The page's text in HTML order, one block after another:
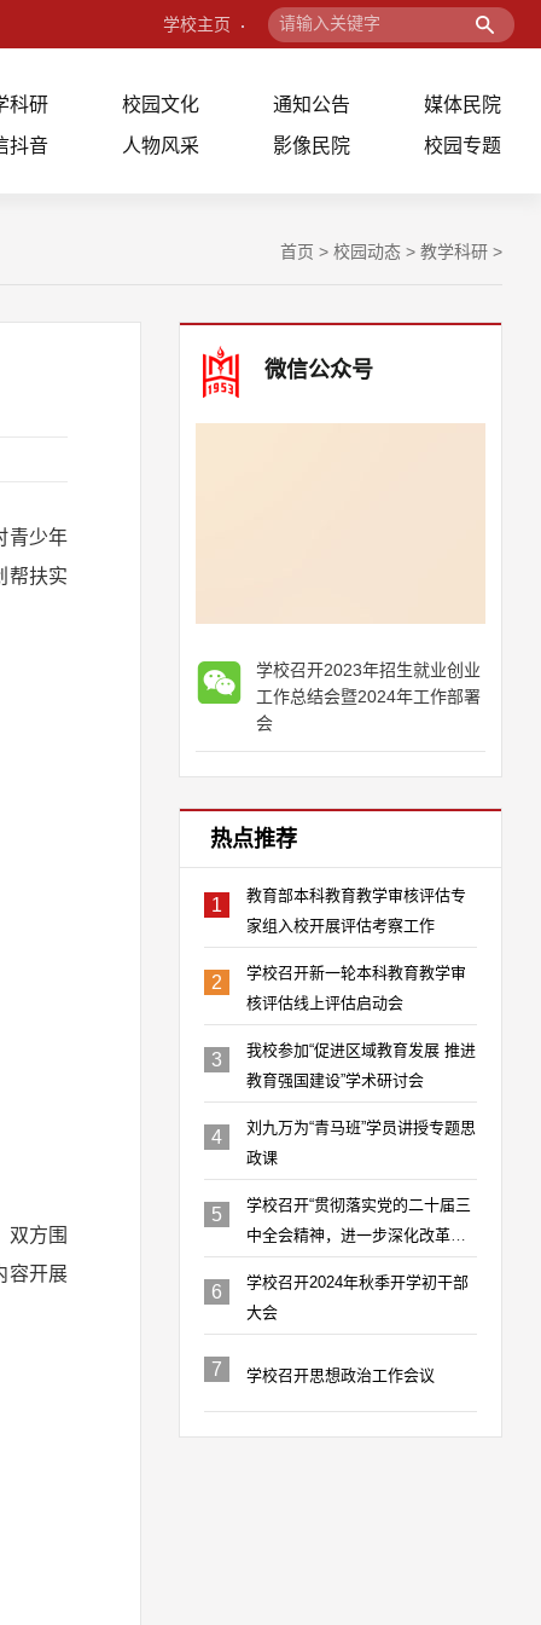
学校主页
科研 校园文化 通知公告
媒体民院
抖音 人物风采 影像民院 校园专题
首页 > 校园动态 > 教学科研 >
青少年
帮扶实
双方围
容开展
微信公众号
学校召开2023年招生就业创业
工作总结会暨2024年工作部署
会
热点推荐
1
教育部本科教育教学审核评估专
家组入校开展评估考察工作
2
学校召开新一轮本科教育教学审
核评估线上评估启动会
3
我校参加“促进区域教育发展 推进
教育强国建设”学术研讨会
4
刘九万为“青马班”学员讲授专题思
政课
5
学校召开“贯彻落实党的二十届三
中全会精神，进一步深化改革，
6
学校召开2024年秋季开学初干部
大会
7 学校召开思想政治工作会议